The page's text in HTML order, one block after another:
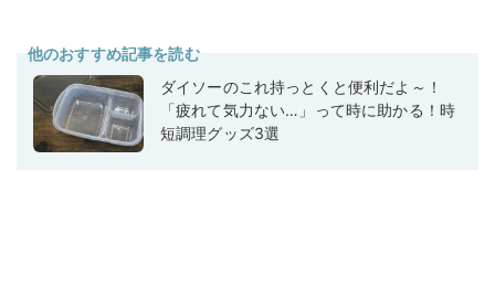
他のおすすめ記事を読む
ダイソーのこれ持っとくと便利だよ～！
「疲れて気力ない…」って時に助かる！時
短調理グッズ3選